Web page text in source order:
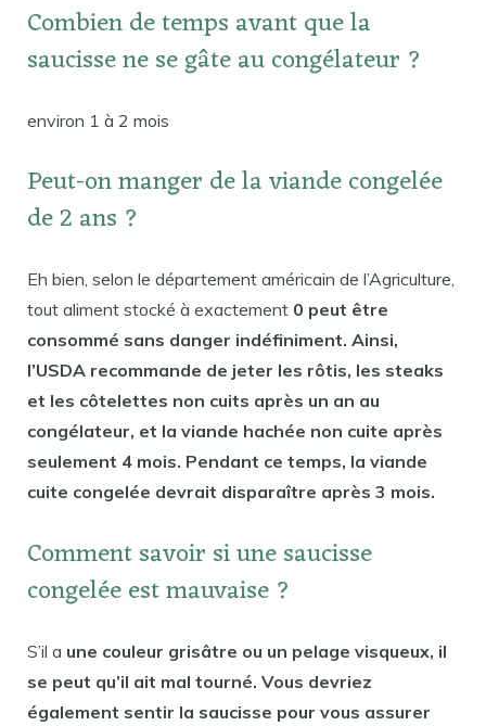
Combien de temps avant que la
saucisse ne se gâte au congélateur ?
environ 1 à 2 mois
Peut-on manger de la viande congelée
de 2 ans ?
Eh bien, selon le département américain de l’Agriculture,
tout aliment stocké à exactement 0 peut être
consommé sans danger indéfiniment. Ainsi,
l’USDA recommande de jeter les rôtis, les steaks
et les côtelettes non cuits après un an au
congélateur, et la viande hachée non cuite après
seulement 4 mois. Pendant ce temps, la viande
cuite congelée devrait disparaître après 3 mois.
Comment savoir si une saucisse
congelée est mauvaise ?
S’il a une couleur grisâtre ou un pelage visqueux, il
se peut qu’il ait mal tourné. Vous devriez
également sentir la saucisse pour vous assurer